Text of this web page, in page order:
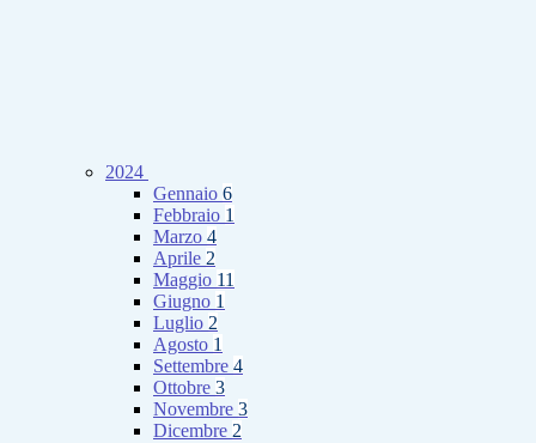
2024
Gennaio 6
Febbraio 1
Marzo 4
Aprile 2
Maggio 11
Giugno 1
Luglio 2
Agosto 1
Settembre 4
Ottobre 3
Novembre 3
Dicembre 2